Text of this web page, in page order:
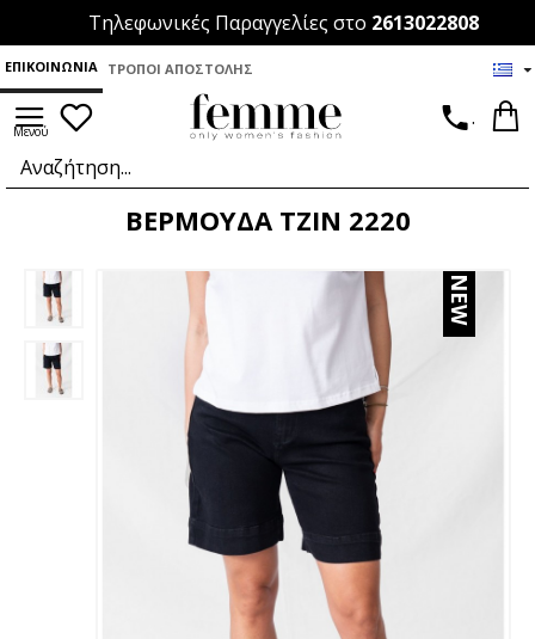
Τηλεφωνικές Παραγγελίες στο 2613022808
ΕΠΙΚΟΙΝΩΝΊΑ ΤΡΌΠΟΙ ΑΠΟΣΤΟΛΉΣ
.
ΒΕΡΜΟΥΔΑ ΤΖΙΝ 2220
NEW